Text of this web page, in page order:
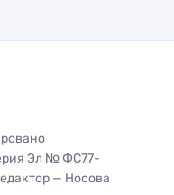
Эл № ФС77-
— Носова